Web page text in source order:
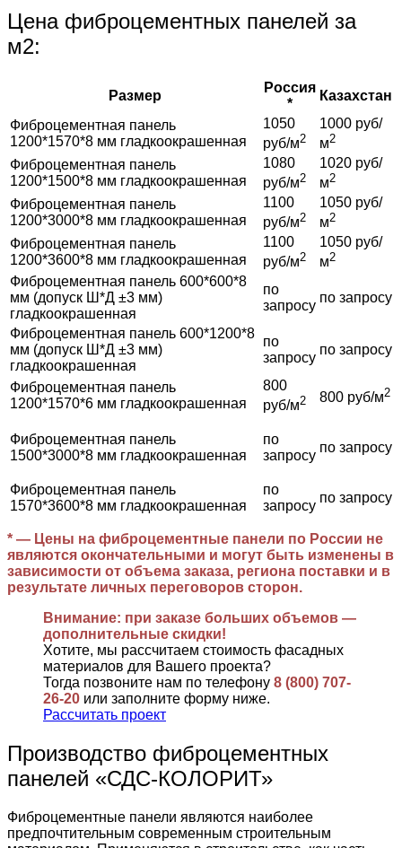
Цена фиброцементных панелей за
м2:
Размер
Россия
*
Казахстан
Фиброцементная панель
1200*1570*8 мм гладкоокрашенная
1050
руб/м2
1000 руб/
м2
Фиброцементная панель
1200*1500*8 мм гладкоокрашенная
1080
руб/м2
1020 руб/
м2
Фиброцементная панель
1200*3000*8 мм гладкоокрашенная
1100
руб/м2
1050 руб/
м2
Фиброцементная панель
1200*3600*8 мм гладкоокрашенная
1100
руб/м2
1050 руб/
м2
Фиброцементная панель 600*600*8
мм (допуск Ш*Д ±3 мм)
гладкоокрашенная
по
запросу
по запросу
Фиброцементная панель 600*1200*8
мм (допуск Ш*Д ±3 мм)
гладкоокрашенная
по
запросу
по запросу
Фиброцементная панель
1200*1570*6 мм гладкоокрашенная
800
руб/м2 800 руб/м2
Фиброцементная панель
1500*3000*8 мм гладкоокрашенная
по
запросу
по запросу
Фиброцементная панель
1570*3600*8 мм гладкоокрашенная
по
запросу
по запросу
* — Цены на фиброцементные панели по России не
являются окончательными и могут быть изменены в
зависимости от объема заказа, региона поставки и в
результате личных переговоров сторон.
Внимание: при заказе больших объемов —
дополнительные скидки!
Хотите, мы рассчитаем стоимость фасадных
материалов для Вашего проекта?
Тогда позвоните нам по телефону 8 (800) 707-
26-20 или заполните форму ниже.
Рассчитать проект
Производство фиброцементных
панелей «СДС-КОЛОРИТ»
Фиброцементные панели являются наиболее
предпочтительным современным строительным